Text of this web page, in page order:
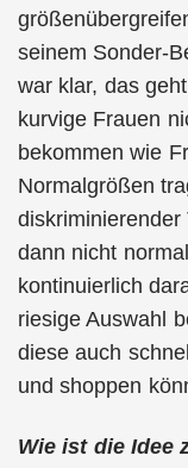
seinem Sonder-
war klar, das
kurvige Frauen
bekommen wie
Normalgrößen
dann nicht
kontinuierlich
riesige Auswahl
diese auch
und shoppen
Wie ist die Idee